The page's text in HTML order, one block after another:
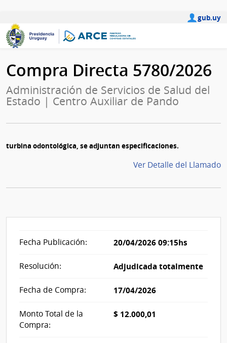
gub.uy
Compra Directa 5780/2026
Administración de Servicios de Salud del
Estado | Centro Auxiliar de Pando
turbina odontológica, se adjuntan especificaciones.
Ver Detalle del Llamado
Fecha Publicación: 20/04/2026 09:15hs
Resolución: Adjudicada totalmente
Fecha de Compra: 17/04/2026
Monto Total de la
Compra:
$ 12.000,01